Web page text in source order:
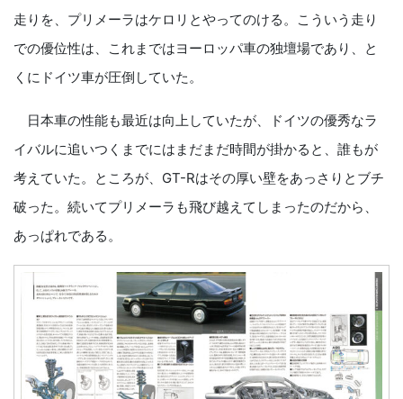
走りを、プリメーラはケロリとやってのける。こういう走り
での優位性は、これまではヨーロッパ車の独壇場であり、と
くにドイツ車が圧倒していた。
日本車の性能も最近は向上していたが、ドイツの優秀なラ
イバルに追いつくまでにはまだまだ時間が掛かると、誰もが
考えていた。ところが、GT-Rはその厚い壁をあっさりとブチ
破った。続いてプリメーラも飛び越えてしまったのだから、
あっぱれである。